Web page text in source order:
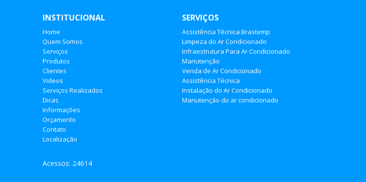
INSTITUCIONAL
Home
Quem Somos
Serviços
Produtos
Clientes
Videos
Serviços Realizados
Dicas
Informações
Orçamento
Contato
Localização
SERVIÇOS
Assistência Técnica Brastemp
Limpeza do Ar Condicionado
Infraestrutura Para Ar Condicionado
Manutenção
Venda de Ar Condicionado
Assistência Técnica
Instalação do Ar Condicionado
Manutenção do ar condicionado
Acessos: 24614